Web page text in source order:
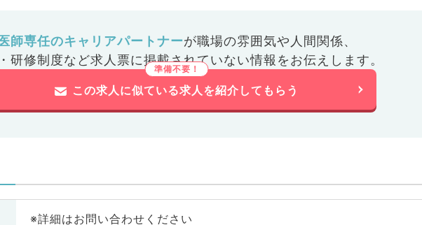
医師専任のキャリアパートナーが職場の雰囲気や人間関係、
研修制度など求人票に掲載されていない情報をお伝えします。
この求人に似ている求人を紹介してもらう
※詳細はお問い合わせください